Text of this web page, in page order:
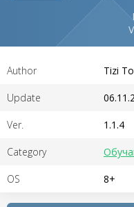
Author Tizi
Update
Ver. 1.1.4
Category
OS 8+